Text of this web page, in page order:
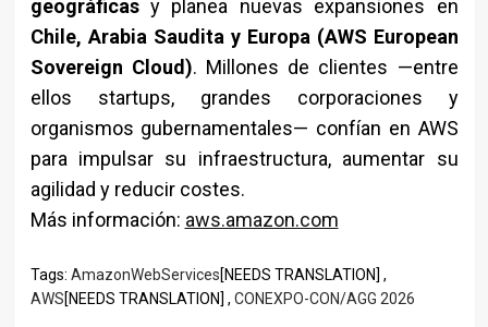
geográficasy planea nuevas expansiones en
Chile, Arabia Saudita y Europa (AWS European
Sovereign Cloud). Millones de clientes —entre
ellos startups, grandes corporaciones y
organismos gubernamentales— confían en AWS
para impulsar su infraestructura, aumentar su
agilidad y reducir costes.
Más información: aws.amazon.com
Tags: AmazonWebServices[NEEDS TRANSLATION] ,
AWS[NEEDS TRANSLATION] , CONEXPO-CON/AGG 2026